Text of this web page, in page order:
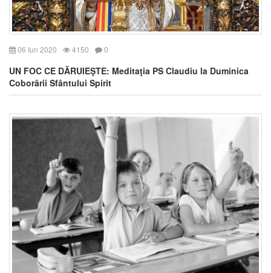
06 Iun 2020 4150 0
UN FOC CE DĂRUIEŞTE: Meditaţia PS Claudiu la Duminica
Coborârii Sfântului Spirit